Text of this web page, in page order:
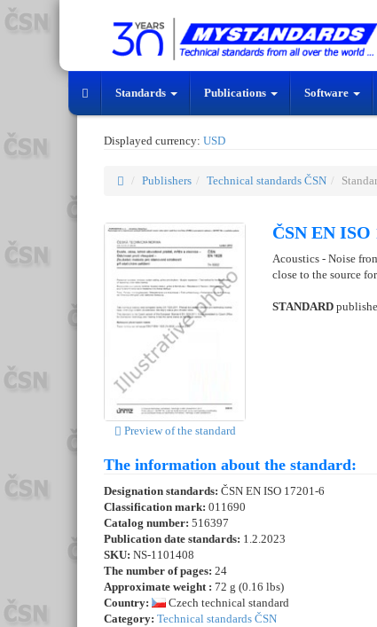
Standards Publications Software
Displayed currency: USD
Publishers Technical standards ČSN
Preview of the standard
ČSN EN ISO
Acoustics - Noise
close to the source
STANDARD
The information about the standard:
Designation standards: ČSN EN ISO 17201-6
Classification mark: 011690
Catalog number: 516397
Publication date standards: 1.2.2023
SKU: NS-1101408
The number of pages: 24
Approximate weight : 72 g (0.16 lbs)
Country:
Czech technical standard
Category: Technical standards ČSN